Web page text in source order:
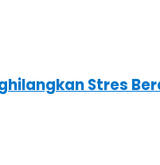
Stres